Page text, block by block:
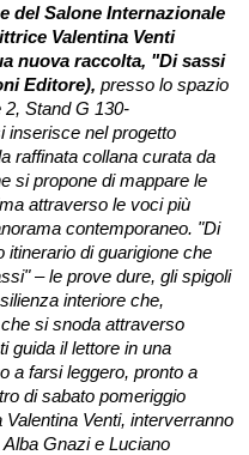
del Salone Internazionale
Valentina Venti
nuova raccolta, "Di sassi
Editore), presso lo spazio
2, Stand G 130-
inserisce nel progetto
raffinata collana curata da
si propone di mappare le
attraverso le voci più
contemporaneo. "Di
di guarigione che
– le prove dure, gli spigoli
interiore che,
si snoda attraverso
guida il lettore in una
a farsi leggero, pronto a
di sabato pomeriggio
Venti, interverranno
Gnazi e Luciano